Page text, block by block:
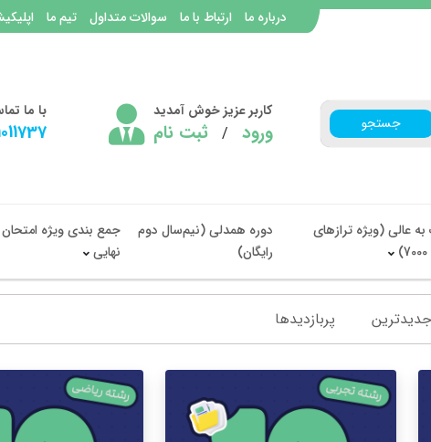
درباره ما ارتباط با ما سوالات متداول تیم ما
جستجو
کاربر عزیز خوش آمدید
ورود /ثبت نام
با ما
عالی (ویژه ترازهای
دوره همدلی (نیم‌سال دوم
رایگان)
جمع بندی ویژه امتحان
نهایی
جدیدترین پربازدید‌ها